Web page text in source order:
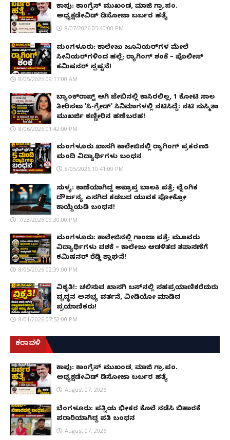
ಕಾಪು: ಕಾಂಗ್ರೆಸ್ ಮುಖಂಡ, ಮಾಜಿ ಗ್ರಾ.ಪಂ.
ಅಧ್ಯಕ್ಷಡೇವಿಡ್ ಡಿಸೋಜಾ ಬರ್ಬರ ಹತ್ಯೆ
8/07/2026 05:40:00 PM
ಮಂಗಳೂರು: ಕಾಲೇಜು ಜೂನಿಯರ್‌ಗಳ ಮೇಲೆ
ಸೀನಿಯರ್‌ಗಳಿಂದ ಹಲ್ಲೆ; ರ‌್ಯಾಗಿಂಗ್ ಶಂಕೆ – ಪೊಲೀಸ್
ಕಮಿಷನರ್ ಸ್ಪಷ್ಟನೆ!
8/05/2026 09:17:00 AM
ಬ್ಯಾಂಕ್‌ರಾಪ್ಟ್‌ ಆಗಿ ಜೇಬಿನಲ್ಲಿ ಕಾಸಿರಲಿಲ್ಲ, ₹1 ಕೋಟಿ ಸಾಲ
ತೀರಿಸಲು 'ಸಿ-ಗ್ರೇಡ್' ಸಿನಿಮಾಗಳಲ್ಲಿ ನಟಿಸಿದ್ದೆ: ನಟಿ ಸುಸ್ಮಿತಾ
ಮುಖರ್ಜಿ ಕಣ್ಣೀರಿನ ಹಣೆಬರಹ!
8/06/2026 01:42:00 PM
ಮಂಗಳೂರು ಖಾಸಗಿ ಕಾಲೇಜಿನಲ್ಲಿ ರ‌್ಯಾಗಿಂಗ್ ಪ್ರಕರಣ5
ಮಂದಿ ವಿದ್ಯಾರ್ಥಿಗಳು ಬಂಧನ
8/05/2026 10:41:00 PM
ಸುಳ್ಯ: ಕಾಣೆಯಾಗಿದ್ದ ಅಪ್ರಾಪ್ತ ಬಾಲಕಿ ಪತ್ತೆ; ಲೈಂಗಿಕ
ದೌರ್ಜನ್ಯ ಎಸಗಿದ ಕಡಬದ ಯುವಕ ಪೋಕ್ಸೋ
ಕಾಯ್ದೆಯಡಿ ಬಂಧನ!
7/23/2026 09:30:00 PM
ಮಂಗಳೂರು: ಕಾಲೇಜಿನಲ್ಲಿ ಗಾಂಜಾ ಪತ್ತೆ; ಮೂವರು
ವಿದ್ಯಾರ್ಥಿಗಳು ವಶಕ್ಕೆ – ಕಾಲೇಜು ಆಡಳಿತದ ತಪಾಸಣೆಗೆ
ಕಮಿಷನರ್ ರೆಡ್ಡಿ ಶ್ಲಾಘನೆ!
8/05/2026 02:39:00 PM
ವಿಕೃತಿ!: ಚಲಿಸುವ ಖಾಸಗಿ ಬಸ್‌ನಲ್ಲಿ ಸಹಪ್ರಯಾಣಿಕರೆದುರು
ವೃದ್ಧನ ಅಸಭ್ಯ ವರ್ತನೆ, ವೀಡಿಯೋ ಮಾಡಿದ
ಪ್ರಯಾಣಿಕರು!
8/01/2026 07:52:00 PM
ಕರಾವಳಿ
ಕಾಪು: ಕಾಂಗ್ರೆಸ್ ಮುಖಂಡ, ಮಾಜಿ ಗ್ರಾ.ಪಂ.
ಅಧ್ಯಕ್ಷಡೇವಿಡ್ ಡಿಸೋಜಾ ಬರ್ಬರ ಹತ್ಯೆ
August 07, 2026
ಬೆಂಗಳೂರು: ಪತ್ನಿಯ ಭೀಕರ ಕೊಲೆ ನಡೆಸಿ ಬಿಹಾರಕ್ಕೆ
ಪರಾರಿಯಾಗಿದ್ದ ಪತಿ ಬಂಧನ
August 07, 2026